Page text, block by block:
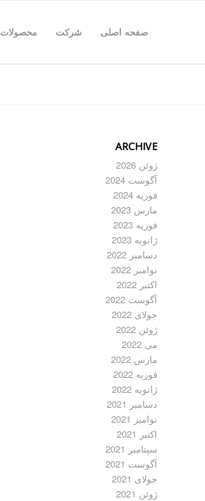
صفحه اصلی شرکت محصولات
ARCHIVE
ژوئن 2026
آگوست 2024
فوریه 2024
مارس 2023
فوریه 2023
ژانویه 2023
دسامبر 2022
نوامبر 2022
اکتبر 2022
آگوست 2022
جولای 2022
ژوئن 2022
می 2022
مارس 2022
فوریه 2022
ژانویه 2022
دسامبر 2021
نوامبر 2021
اکتبر 2021
سپتامبر 2021
آگوست 2021
جولای 2021
ژوئن 2021